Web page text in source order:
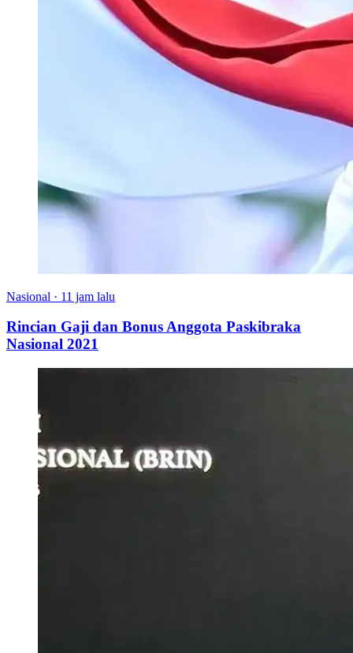
Nasional · 11 jam lalu
Rincian Gaji dan Bonus Anggota Paskibraka
Nasional 2021